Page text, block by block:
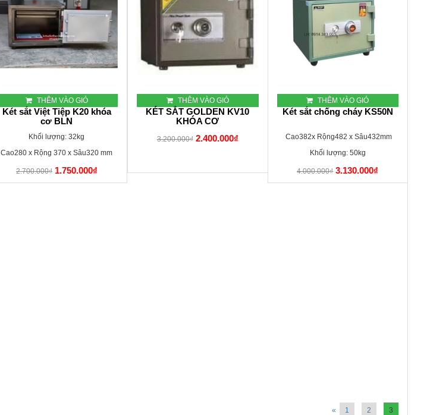
THÊM VÀO GIỎ
Két sắt Việt Tiệp K20 khóa
cơ BLN
Khối lượng: 32kg
Cao280 x Rộng 370 x Sâu320 mm
2.700.000₫ 1.750.000₫
THÊM VÀO GIỎ
KÉT SẮT GOLDEN KV10
KHÓA CƠ
3.200.000₫ 2.400.000₫
THÊM VÀO GIỎ
Két sắt chống cháy KS50N
Cao382x Rộng482 x Sâu432mm
Khối lượng: 50kg
4.000.000₫ 3.130.000₫
« 1 2 3